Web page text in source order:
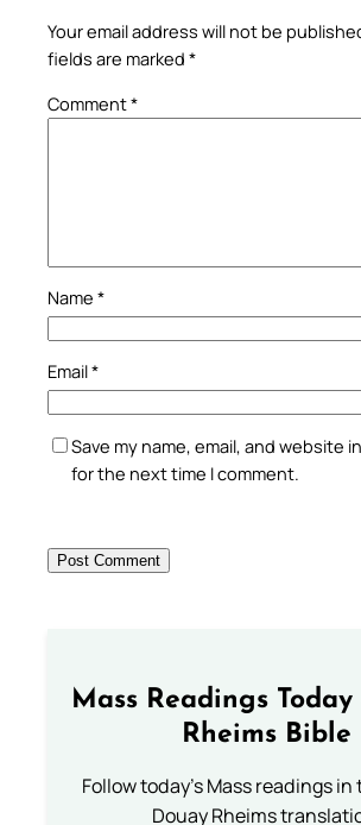
Your email address will not be
fields are marked *
Comment*
Name *
Email*
Save my name, email, and website
for the next time I comment.
Mass Readings
Rheims Bible
Follow today's Mass readings
Douay Rheims